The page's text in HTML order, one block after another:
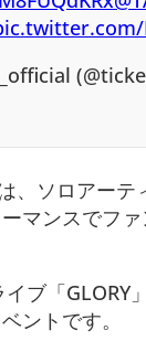
、ソロアー
マンスでフ
ブ「GLORY
ントです。